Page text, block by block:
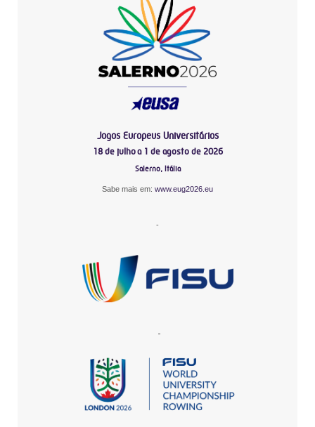
Jogos Europeus Universitários
18 de julho a 1 de agosto de 2026
Salerno, Itália
Sabe mais em: www.eug2026.eu
-
-